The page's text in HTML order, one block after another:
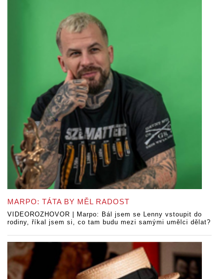
MARPO: TÁTA BY MĚL RADOST
VIDEOROZHOVOR | Marpo: Bál jsem se Lenny vstoupit do
rodiny, říkal jsem si, co tam budu mezi samými umělci dělat?